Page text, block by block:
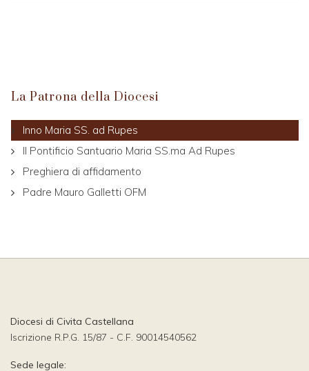
La Patrona della Diocesi
Inno Maria SS. ad Rupes
Il Pontificio Santuario Maria SS.ma Ad Rupes
Preghiera di affidamento
Padre Mauro Galletti OFM
Diocesi di Civita Castellana
Iscrizione R.P.G. 15/87 - C.F. 90014540562
Sede legale: